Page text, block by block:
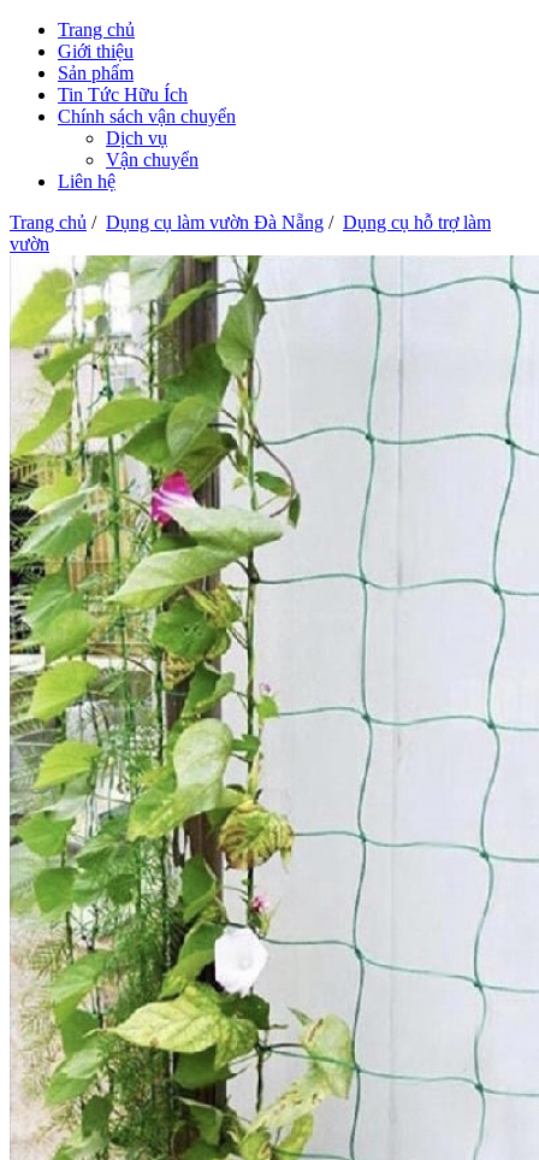
Trang chủ
Giới thiệu
Sản phẩm
Tin Tức Hữu Ích
Chính sách vận chuyển
Dịch vụ
Vận chuyển
Liên hệ
Trang chủ / Dụng cụ làm vườn Đà Nẵng / Dụng cụ hỗ trợ làm
vườn